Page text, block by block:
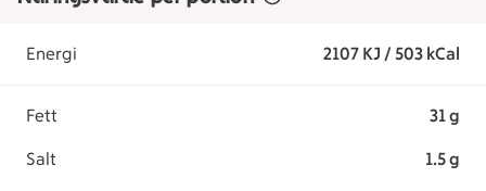
Energi 2107 KJ / 503 kCal
Fett 31 g
Salt 1.5 g